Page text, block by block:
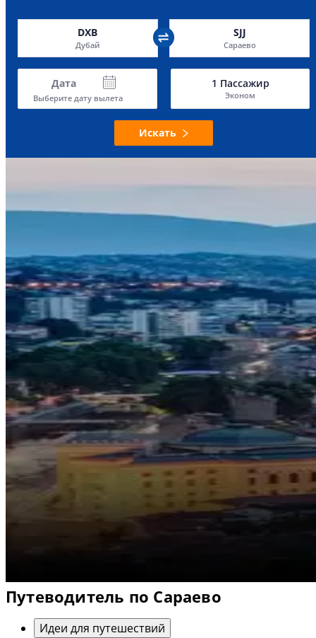
DXB
Дубай
SJJ
Сараево
Дата
Выберите дату вылета
1 Пассажир
Эконом
Искать
Путеводитель по Сараево
Идеи для путешествий